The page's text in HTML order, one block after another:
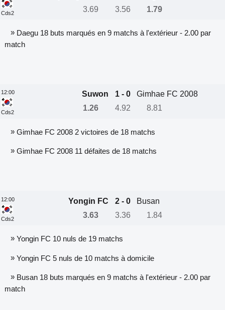
Cds2
3.69
3.56 1.79
»Daegu 18 buts marqués en 9 matchs à l'extérieur - 2.00 par
match
12:00
Cds2
Suwon 1 - 0
Gimhae FC 2008
1.26
4.92 8.81
»Gimhae FC 2008 2 victoires de 18 matchs
»Gimhae FC 2008 11 défaites de 18 matchs
12:00
Cds2
Yongin FC 2 - 0
Busan
3.63
3.36 1.84
»Yongin FC 10 nuls de 19 matchs
»Yongin FC 5 nuls de 10 matchs à domicile
»Busan 18 buts marqués en 9 matchs à l'extérieur - 2.00 par
match